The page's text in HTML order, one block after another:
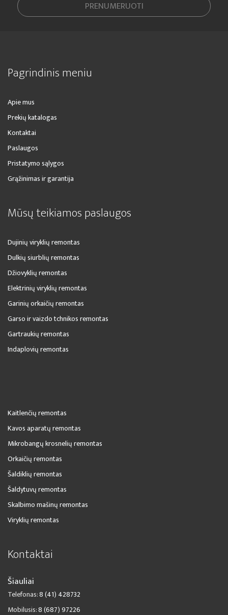
PRENUMERUOTI
Pagrindinis meniu
Apie mus
Prekių katalogas
Kontaktai
Paslaugos
Pristatymo sąlygos
Grąžinimas ir garantija
Mūsų teikiamos paslaugos
Dujinių viryklių remontas
Dulkių siurblių remontas
Džiovyklių remontas
Elektrinių viryklių remontas
Garinių orkaičių remontas
Garso ir vaizdo tchnikos remontas
Gartraukių remontas
Indaplovių remontas
Kaitlenčių remontas
Kavos aparatų remontas
Mikrobangų krosnelių remontas
Orkaičių remontas
Šaldiklių remontas
Šaldytuvų remontas
Skalbimo mašinų remontas
Viryklių remontas
Kontaktai
Šiauliai
Telefonas:8 (41) 428732
Mobilusis:8 (687) 97226